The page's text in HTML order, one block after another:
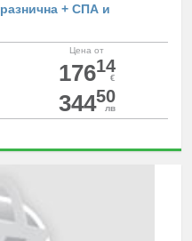
+ СПА и
Цена от
17614
€
34450
лв